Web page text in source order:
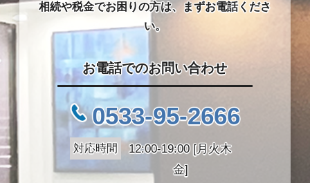
相続や税金でお困りの方は、まずお電話くださ
い。
お電話でのお問い合わせ
0533-95-2666
対応時間
12:00-19:00 [月火木
金]